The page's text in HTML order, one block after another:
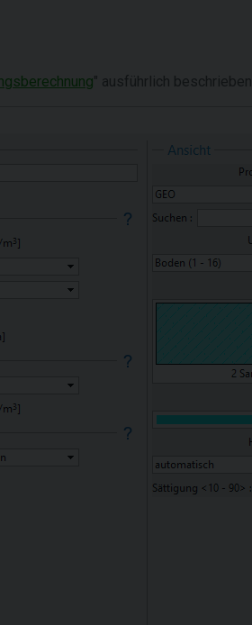
" ausführlich beschrieben.